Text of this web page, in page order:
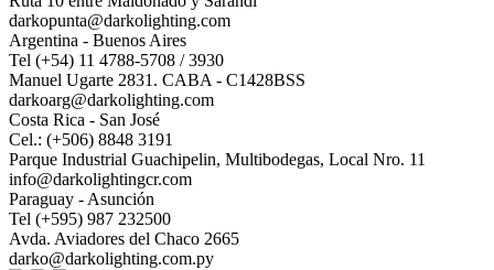
darkopunta@darkolighting.com
Argentina - Buenos Aires
Tel (+54) 11 4788-5708 / 3930
Manuel Ugarte 2831. CABA - C1428BSS
darkoarg@darkolighting.com
Costa Rica - San José
Cel.: (+506) 8848 3191
Parque Industrial Guachipelin, Multibodegas, Local Nro. 11
info@darkolightingcr.com
Paraguay - Asunción
Tel (+595) 987 232500
Avda. Aviadores del Chaco 2665
darko@darkolighting.com.py